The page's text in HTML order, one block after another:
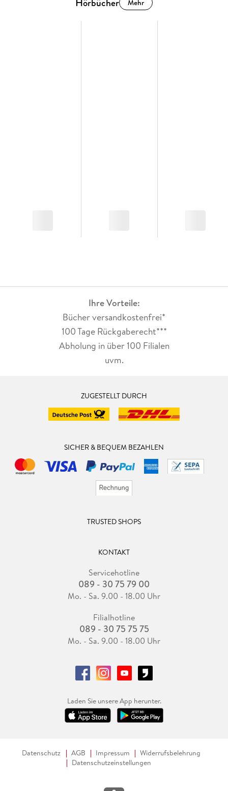
Mehr
Ihre Vorteile:
Bücher versandkostenfrei*
100 Tage Rückgaberecht***
Abholung in über 100 Filialen
uvm.
ZUGESTELLT DURCH
SICHER & BEQUEM BEZAHLEN
TRUSTED SHOPS
KONTAKT
Servicehotline
089 - 30 75 79 00
Mo. - Sa. 9.00 - 18.00 Uhr
Filialhotline
089 - 30 75 75 75
Mo. - Sa. 9.00 - 18.00 Uhr
Laden Sie unsere App herunter.
Datenschutz AGB Impressum
Widerrufsbelehrung
Datenschutzeinstellungen